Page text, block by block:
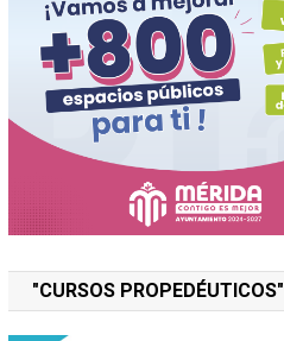
"CURSOS PROPEDÉUTICOS"